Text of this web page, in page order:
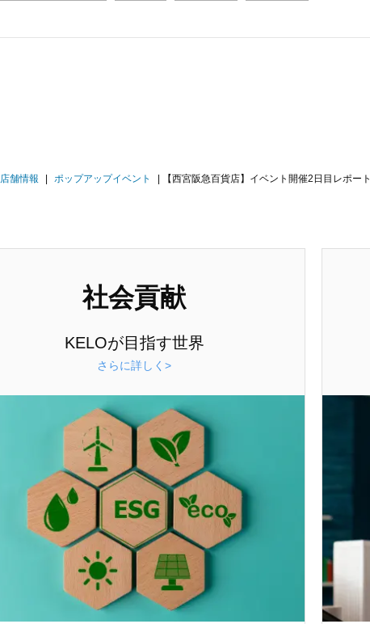
店舗情報 ポップアップイベント 【西宮阪急百貨店】イベント開催2日目レポート
社会貢献
KELOが目指す世界
さらに詳しく>